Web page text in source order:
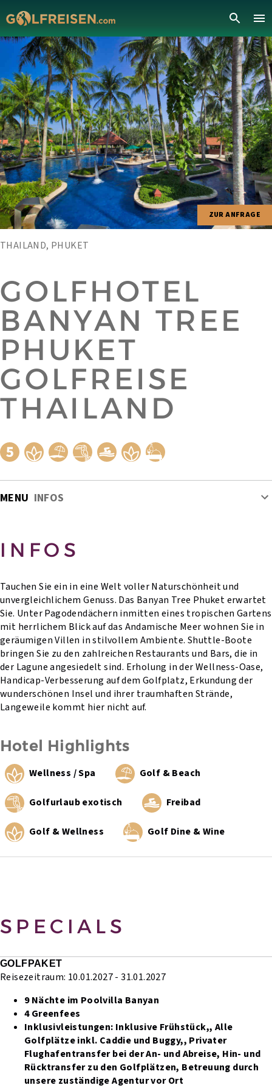
ZUR ANFRAGE
THAILAND, PHUKET
GOLFHOTEL
BANYAN TREE
PHUKET
GOLFREISE
THAILAND
MENU INFOS
INFOS
Tauchen Sie ein in eine Welt voller Naturschönheit und
unvergleichlichem Genuss. Das Banyan Tree Phuket erwartet
Sie. Unter Pagodendächern inmitten eines tropischen Gartens
mit herrlichem Blick auf das Andamische Meer wohnen Sie in
geräumigen Villen in stilvollem Ambiente. Shuttle-Boote
bringen Sie zu den zahlreichen Restaurants und Bars, die in
der Lagune angesiedelt sind. Erholung in der Wellness-Oase,
Handicap-Verbesserung auf dem Golfplatz, Erkundung der
wunderschönen Insel und ihrer traumhaften Strände,
Langeweile kommt hier nicht auf.
Hotel Highlights
Wellness / Spa Golf & Beach
Golfurlaub exotisch Freibad
Golf & Wellness Golf Dine & Wine
SPECIALS
GOLFPAKET
Reisezeitraum: 10.01.2027 - 31.01.2027
9 Nächte im Poolvilla Banyan
4 Greenfees
Inklusivleistungen: Inklusive Frühstück,, Alle
Golfplätze inkl. Caddie und Buggy,, Privater
Flughafentransfer bei der An- und Abreise, Hin- und
Rücktransfer zu den Golfplätzen, Betreuung durch
unsere zuständige Agentur vor Ort